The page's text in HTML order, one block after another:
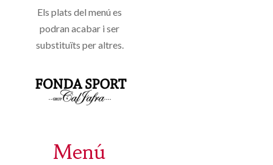
Els plats del menú es
podran acabar i ser
substituïts per altres.
Menú